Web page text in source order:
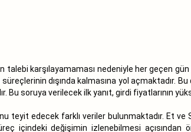
talebi karşılayamaması nedeniyle her geçen
dışında kalmasına yol açmaktadır.
Bu soruya verilecek ilk yanıt, girdi fiyatlarının
teyit edecek farklı veriler bulunmaktadır. Et
içindeki değişimin izlenebilmesi